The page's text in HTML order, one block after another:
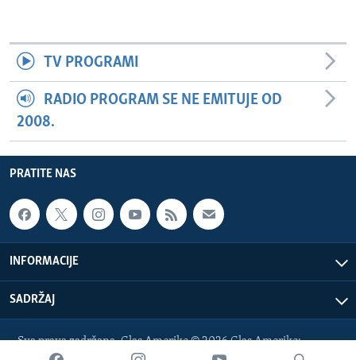
TV PROGRAMI
RADIO PROGRAM SE NE EMITUJE OD
2008.
PRATITE NAS
INFORMACIJE
SADRŽAJ
Sva prava zadržana. Glas Amerike © 2026 Glas Amerike:
bosnian-service@voanews.com